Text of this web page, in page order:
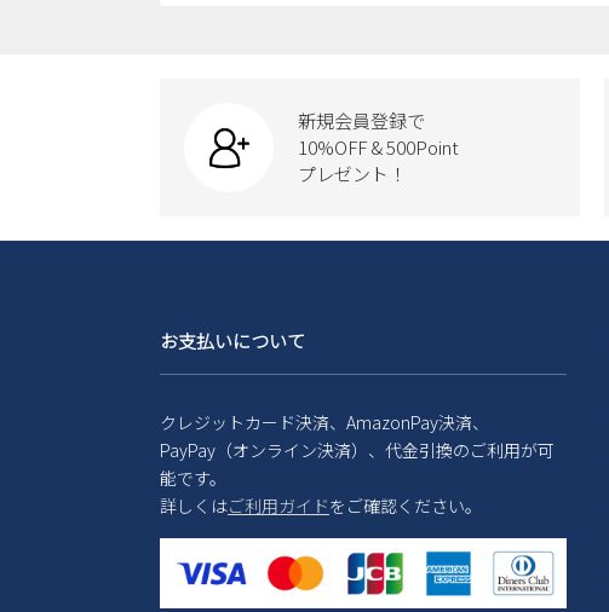
新規会員登録で
10%OFF & 500Point
プレゼント！
お支払いについて
クレジットカード決済、AmazonPay決済、
PayPay（オンライン決済）、代金引換のご利用が可
能です。
詳しくはご利用ガイドをご確認ください。